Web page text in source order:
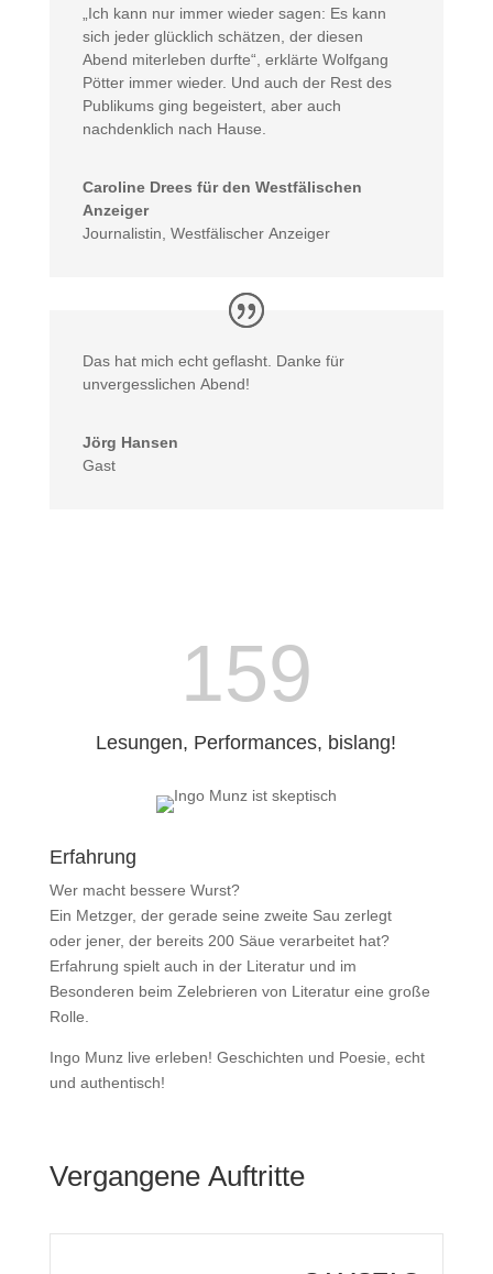
„Ich kann nur immer wieder sagen: Es kann
sich jeder glücklich schätzen, der diesen
Abend miterleben durfte“, erklärte Wolfgang
Pötter immer wieder. Und auch der Rest des
Publikums ging begeistert, aber auch
nachdenklich nach Hause.
Caroline Drees für den Westfälischen
Anzeiger
Journalistin Westfälischer Anzeiger
Das hat mich echt geflasht. Danke für
unvergesslichen Abend!
Jörg Hansen
Gast
159
Lesungen, Performances, bislang!
Erfahrung
Wer macht bessere Wurst?
Ein Metzger, der gerade seine zweite Sau zerlegt
oder jener, der bereits 200 Säue verarbeitet hat?
Erfahrung spielt auch in der Literatur und im
Besonderen beim Zelebrieren von Literatur eine große
Rolle.
Ingo Munz live erleben! Geschichten und Poesie, echt
und authentisch!
Vergangene Auftritte